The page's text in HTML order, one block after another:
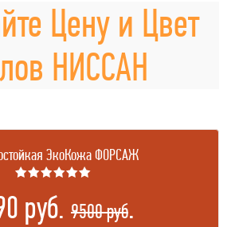
Цену и Цвет
НИССАН
ЭкоКожа ФОРСАЖ
★★★★★★
руб. 9500 руб.